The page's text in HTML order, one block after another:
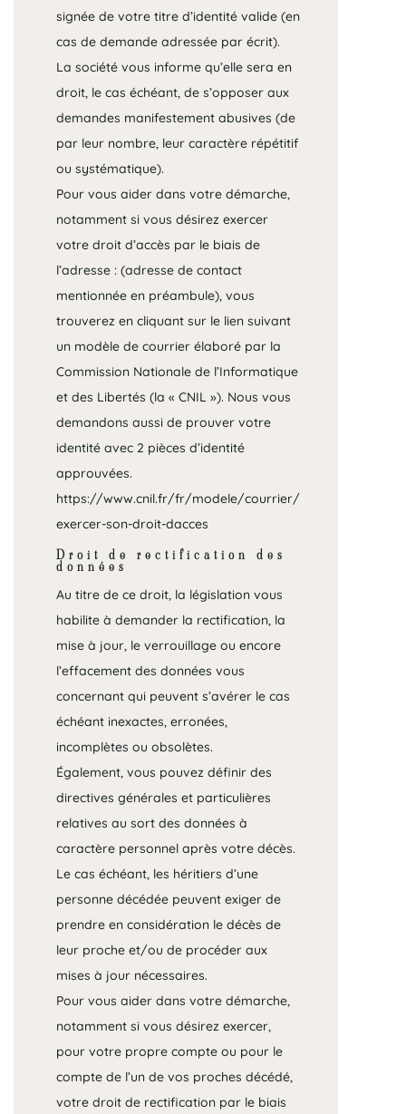
signée de votre titre d’identité valide (en
cas de demande adressée par écrit).
La société vous informe qu’elle sera en
droit, le cas échéant, de s’opposer aux
demandes manifestement abusives (de
par leur nombre, leur caractère répétitif
ou systématique).
Pour vous aider dans votre démarche,
notamment si vous désirez exercer
votre droit d’accès par le biais de
l’adresse : (adresse de contact
mentionnée en préambule), vous
trouverez en cliquant sur le lien suivant
un modèle de courrier élaboré par la
Commission Nationale de l’Informatique
et des Libertés (la « CNIL »). Nous vous
demandons aussi de prouver votre
identité avec 2 pièces d’identité
approuvées.
https://www.cnil.fr/fr/modele/courrier/
exercer-son-droit-dacces
Droit de rectification des
données
Au titre de ce droit, la législation vous
habilite à demander la rectification, la
mise à jour, le verrouillage ou encore
l’effacement des données vous
concernant qui peuvent s’avérer le cas
échéant inexactes, erronées,
incomplètes ou obsolètes.
Également, vous pouvez définir des
directives générales et particulières
relatives au sort des données à
caractère personnel après votre décès.
Le cas échéant, les héritiers d’une
personne décédée peuvent exiger de
prendre en considération le décès de
leur proche et/ou de procéder aux
mises à jour nécessaires.
Pour vous aider dans votre démarche,
notamment si vous désirez exercer,
pour votre propre compte ou pour le
compte de l’un de vos proches décédé,
votre droit de rectification par le biais